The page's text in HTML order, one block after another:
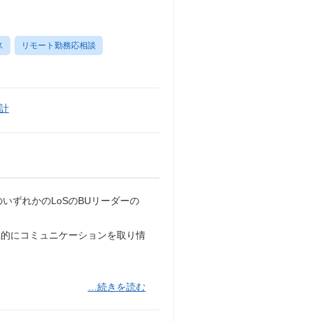
リモート勤務応相談
ずれかのLoSのBUリーダーの
にコミュニケーションを取り情
…続きを読む